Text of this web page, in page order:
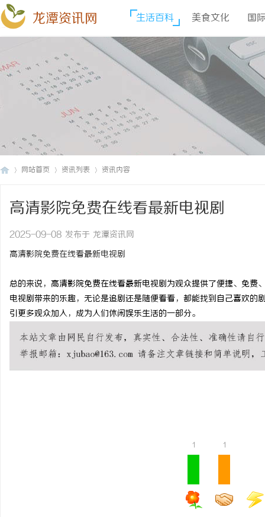
龙潭资讯网 生活百科 美食文化 国
网站首页 资讯列表 资讯内容
高清影院免费在线看最新电视剧
2025-09-08 发布于 龙潭资讯网
高清影院免费在线看最新电视剧
总的来说，高清影院免费在线看最新电视剧为观众提供了便捷、免
电视剧带来的乐趣，无论是追剧还是随便看看，都能找到自己喜欢
引更多观众加入，成为人们休闲娱乐生活的一部分。
1 1